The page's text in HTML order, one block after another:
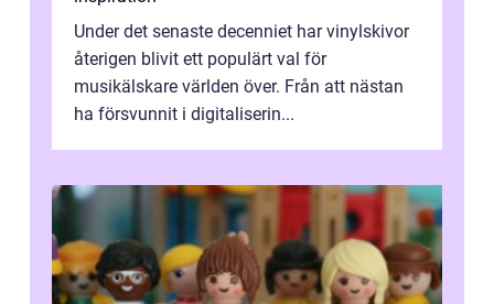
Under det senaste decenniet har vinylskivor
återigen blivit ett populärt val för
musikälskare världen över. Från att nästan
ha försvunnit i digitaliserin...